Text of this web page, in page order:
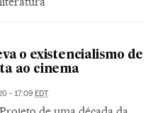
o existencialismo de
ao cinema
- 17:09 EDT